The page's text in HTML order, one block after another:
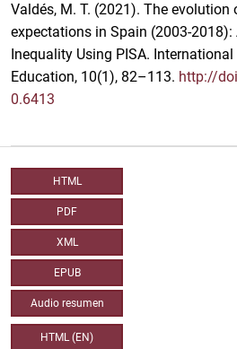
Valdés, M. T. (2021). The evolution
expectations in Spain (2003-2018):
Inequality Using PISA.
Education, 10(1), 82–113. http://
0.6413
HTML
PDF
XML
EPUB
Audio resumen
HTML (EN)